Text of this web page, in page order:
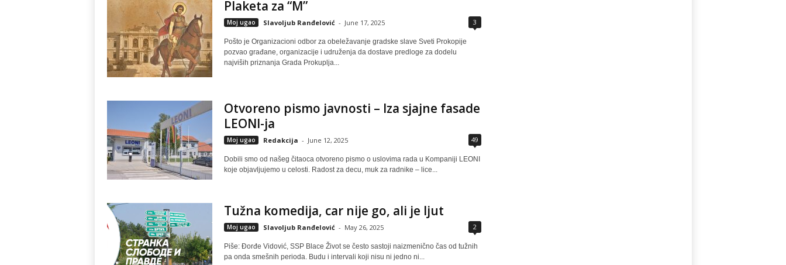
Plaketa za “M”
Moj ugao Slavoljub Ranđelović - June 17, 2025 3
Pošto je Organizacioni odbor za obeležavanje gradske slave Sveti Prokopije
pozvao građane, organizacije i udruženja da dostave predloge za dodelu
najviših priznanja Grada Prokuplja...
Otvoreno pismo javnosti – Iza sjajne fasade
LEONI-ja
Moj ugao Redakcija - June 12, 2025 49
Dobili smo od našeg čitaoca otvoreno pismo o uslovima rada u Kompaniji LEONI
koje objavljujemo u celosti. Radost za decu, muk za radnike – lice...
Tužna komedija, car nije go, ali je ljut
Moj ugao Slavoljub Ranđelović - May 26, 2025 2
Piše: Đorđe Vidović, SSP Blace Život se često sastoji naizmenično čas od tužnih
pa onda smešnih perioda. Budu i intervali koji nisu ni jedno ni...